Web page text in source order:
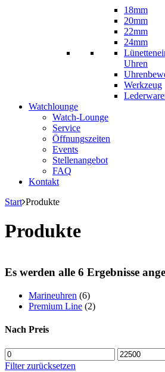
18mm
20mm
22mm
24mm
Uhren
Werkzeug
Watchlounge
Watch-Lounge
Service
Öffnungszeiten
Events
Stellenangebot
FAQ
Kontakt
Start Produkte
Produkte
Es werden alle 6 Ergebnisse
Marineuhren (6)
Premium Line (2)
Nach Preis
Min.
Preis
Max.
Preis
Filter zurücksetzen